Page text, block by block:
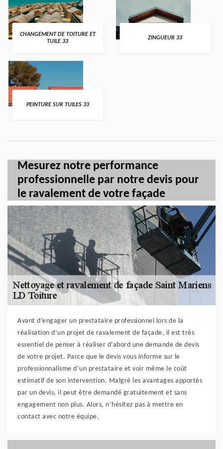
CHANGEMENT DE TOITURE ET
TUILE 33
ZINGUEUR 33
PEINTURE SUR TUILES 33
Mesurez notre performance
professionnelle par notre devis pour
le ravalement de votre façade
Avant d’engager un prestataire professionnel lors de la
réalisation d’un projet de ravalement de façade, il est très
essentiel de penser à réaliser d’abord une demande de devis
de votre projet. Parce que le devis vous informe sur le
professionnalisme d’un prestataire et voir même le coût
estimatif de son intervention. Malgré les avantages apportés
par un devis, il peut être demandé gratuitement et sans
engagement non plus. Alors, n’hésitez pas à mettre en
contact avec notre équipe.